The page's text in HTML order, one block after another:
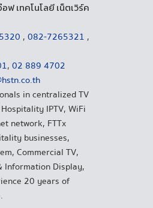
ฟ เทคโนโลยี เน็ตเวิร์ค
, 082-7265321 ,
, 02 889 4702
in centralized TV
IPTV, WiFi
network, FTTx
businesses,
Commercial TV,
Information Display,
20 years of